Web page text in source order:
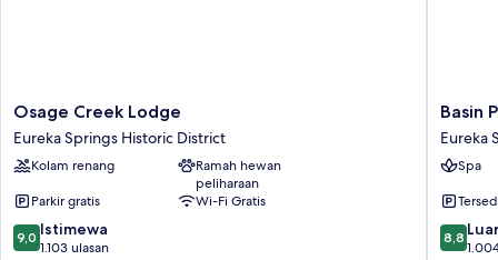
Osage
Creek
Lodge
Eureka
Historic
District
Osage Creek Lodge
Eureka Springs Historic District
Kolam renang
Ramah hewan
peliharaan
Parkir gratis
Wi-Fi Gratis
9.0
dari
9,0 Istimewa
1.103 ulasan
Basin
Park
Hotel
and
Eureka
Springs
Historic
Basin
Eureka
Spa
8.8
dari
8,8